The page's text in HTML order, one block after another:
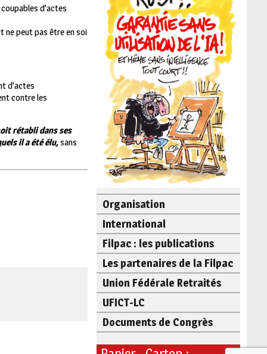
d’actes
ne peut pas être en soi
d’actes
contre les
rétabli dans ses
il a été élu,sans
Organisation
International
Filpac : les publications
Les partenaires de la Filpac
Union Fédérale Retraités
UFICT-LC
Documents de Congrès